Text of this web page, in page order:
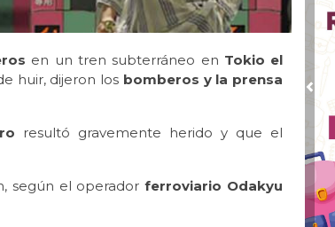
en un tren subterráneo en Tokio el
huir, dijeron los bomberos y la prensa
resultó gravemente herido y que el
según el operadorferroviario Odakyu